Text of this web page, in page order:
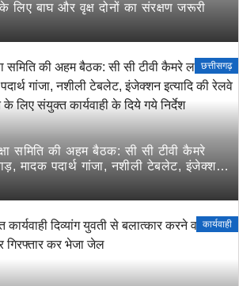
लिए बाघ और वृक्ष दोनों का संरक्षण जरूरी
छत्तीसगढ़
समिति की अहम बैठक: सी सी टीवी कैमरे
मादक पदार्थ गांजा, नशीली टेबलेट, इंजेक्शन
से तस्करी रोकने के लिए संयुक्त कार्यवाही
कार्यवाही